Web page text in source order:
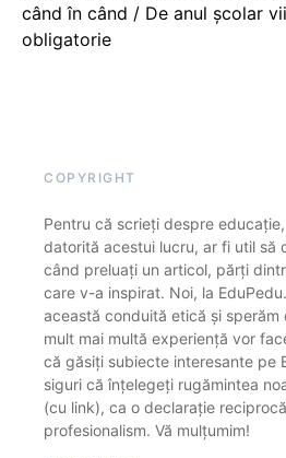
când în când / De anul școlar
obligatorie
COPYRIGHT
Pentru că scrieți despre
datorită acestui lucru, ar fi util să
când preluați un articol, părți
care v-a inspirat. Noi, la
această conduită etică și sperăm
mult mai multă experiență vor
că găsiți subiecte interesante pe
siguri că înțelegeți rugămintea
(cu link), ca o declarație
profesionalism. Vă mulțumim!